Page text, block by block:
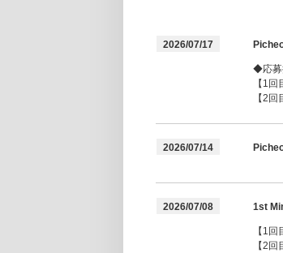
2026/07/17
◆応募
【1
【2
2026/07/14
2026/07/08 1st
【1
【2